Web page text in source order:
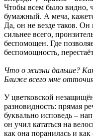
Чтобы всем было видно,
бумажный. А меча,
Да, он не везде таков.
сильнее всего,
беспомощен. Где
беспомощность,
Что о жизни дальше?
Ближе всего мне
У цветковской
разновидность: прямая
буквально исповедь –
он учил кататься на
как она поранилась и